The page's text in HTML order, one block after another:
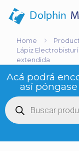
Home
Lápiz
extendida
Acá podrá
así
Búsqueda
de
productos